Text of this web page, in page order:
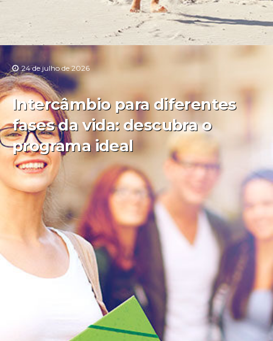
24 de julho de 2026
Intercâmbio para diferentes
fases da vida: descubra o
programa ideal